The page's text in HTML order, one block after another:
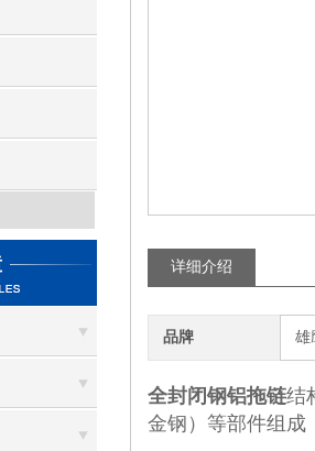
详细介绍
品牌 雄
全封闭钢铝拖链结
金钢 ） 等部件组成